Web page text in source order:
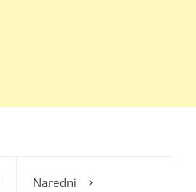
Naredni